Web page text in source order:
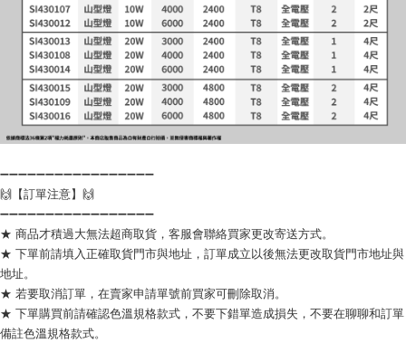
➖➖➖➖➖➖➖➖➖➖➖➖➖➖➖➖➖
🙌【訂單注意】🙌
➖➖➖➖➖➖➖➖➖➖➖➖➖➖➖➖➖
★ 商品才積過大無法超商取貨，客服會聯絡買家更改寄送方式。
★ 下單前請填入正確取貨門市與地址，訂單成立以後無法更改取貨門市地址與
地址。
★ 若要取消訂單，在賣家申請單號前買家可刪除取消。
★ 下單購買前請確認色溫規格款式，不要下錯單造成損失，不要在聊聊和訂單
備註色溫規格款式。